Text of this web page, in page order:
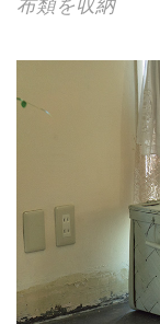
布類を収納